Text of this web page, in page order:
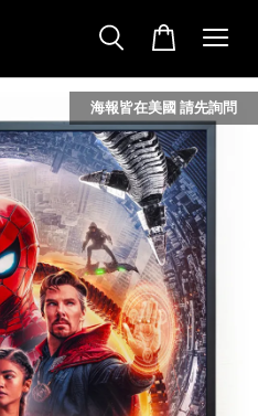
海報皆在美國 請先詢問